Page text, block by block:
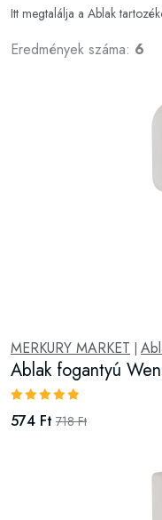
Itt megtalálja a Ablak
Eredmények száma: 6
MERKURY MARKET
Ablak fogantyú
574 Ft 718 Ft